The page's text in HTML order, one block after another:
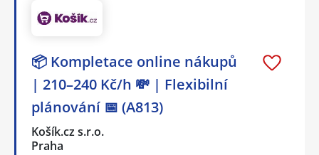
📦 Kompletace online nákupů
| 210–240 Kč/h 💸 | Flexibilní
plánování 📅 (A813)
Košík.cz s.r.o.
Praha